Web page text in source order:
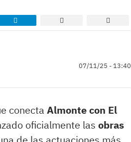
07/11/25 - 13:40
conecta Almonte con El
oficialmente las obras